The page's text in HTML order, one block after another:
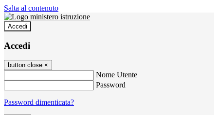
Salta al contenuto
Accedi
Accedi
button close ×
Nome Utente
Password
Password dimenticata?